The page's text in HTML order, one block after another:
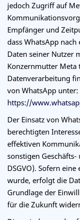
jedoch Zugriff auf
Empfänger und
dass WhatsApp
Daten seiner Nutzer
Konzernmutter Meta
Datenverarbeitung
von WhatsApp unter:
https://
Der Einsatz von
berechtigten
effektiven
sonstigen
DSGVO). Sofern
wurde, erfolgt die
Grundlage der
für die Zukunft